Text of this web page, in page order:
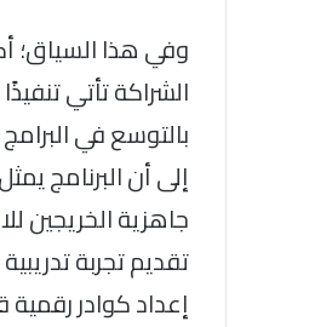
وفي هذا السياق؛
الشراكة تأتي
بالتوسع في
إلى أن البرنامج
جاهزية الخريجين
تقديم تجربة
إعداد كوادر